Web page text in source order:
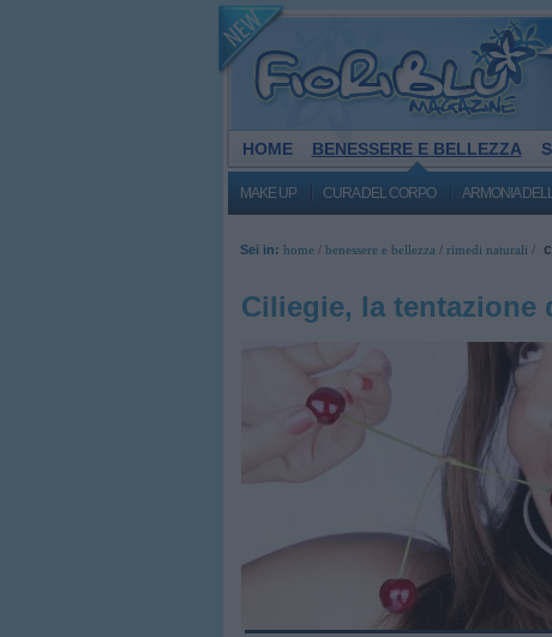
HOME BENESSERE E BELLEZZA
MAKE UP CURA DEL CORPO ARMONIA
Sei in: home/ benessere e bellezza / rimedi naturali /
Ciliegie, la tentazione